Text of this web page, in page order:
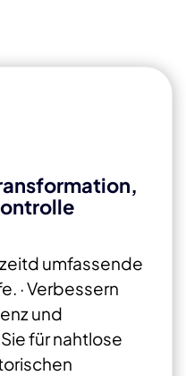
umfassende
· Verbessern
und
Sie für nahtlose